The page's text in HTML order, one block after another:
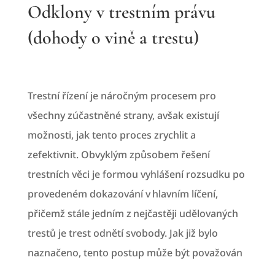
Odklony v trestním právu
(dohody o vině a trestu)
Trestní řízení je náročným procesem pro
všechny zúčastněné strany, avšak existují
možnosti, jak tento proces zrychlit a
zefektivnit. Obvyklým způsobem řešení
trestních věci je formou vyhlášení rozsudku po
provedeném dokazování v hlavním líčení,
přičemž stále jedním z nejčastěji udělovaných
trestů je trest odnětí svobody. Jak již bylo
naznačeno, tento postup může být považován